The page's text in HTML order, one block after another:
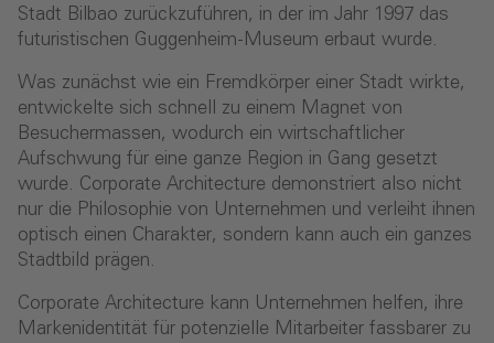
Stadt Bilbao zurückzuführen, in der im Jahr 1997 das
futuristischen Guggenheim-Museum erbaut wurde.
Was zunächst wie ein Fremdkörper einer Stadt wirkte,
entwickelte sich schnell zu einem Magnet von
Besuchermassen, wodurch ein wirtschaftlicher
Aufschwung für eine ganze Region in Gang gesetzt
wurde. Corporate Architecture demonstriert also nicht
nur die Philosophie von Unternehmen und verleiht ihnen
optisch einen Charakter, sondern kann auch ein ganzes
Stadtbild prägen.
Corporate Architecture kann Unternehmen helfen, ihre
Markenidentität für potenzielle Mitarbeiter fassbarer zu